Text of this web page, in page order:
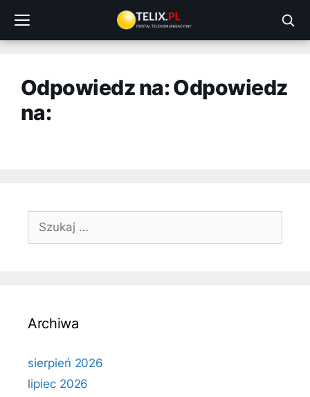
treści
Odpowiedz na: Odpowiedz
na:
Szukaj:
Archiwa
sierpień 2026
lipiec 2026